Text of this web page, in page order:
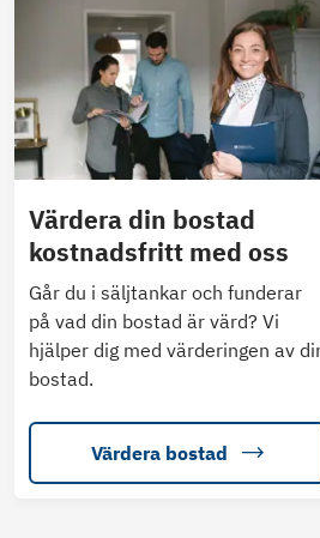
Värdera din bostad
kostnadsfritt med oss
Går du i säljtankar och funderar
på vad din bostad är värd? Vi
hjälper dig med värderingen av
bostad.
Värdera bostad